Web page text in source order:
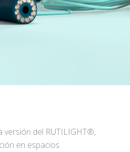
versión del RUTILIGHT®,
en espacios